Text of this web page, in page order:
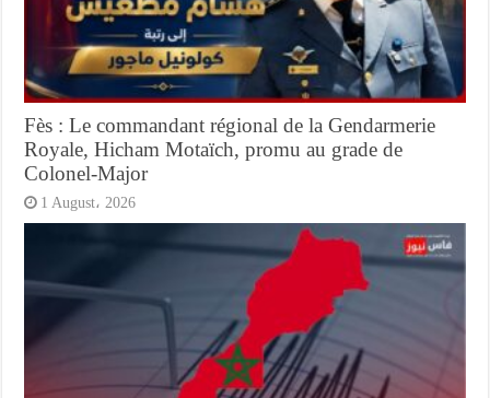
Fès : Le commandant régional de la Gendarmerie
Royale, Hicham Motaïch, promu au grade de
Colonel-Major
1 August، 2026